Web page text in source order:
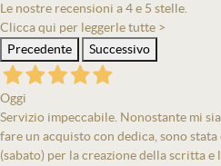
Le nostre recensioni a 4 e 5 stelle.
Clicca qui per leggerle tutte >
Precedente
Successivo
Oggi
Servizio impeccabile. Nonostante mi
fare un acquisto con dedica, sono
(sabato) per la creazione della scritta